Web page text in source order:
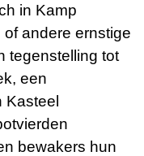
in Kamp
andere ernstige
tegenstelling tot
een
Kasteel
bewakers hun